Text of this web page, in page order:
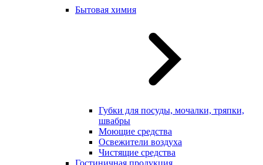
Бытовая химия
Губки для посуды, мочалки, тряпки,
швабры
Моющие средства
Освежители воздуха
Чистящие средства
Гостиничная продукция